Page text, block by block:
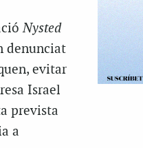
Nysted
denunciat
evitar
Israel
prevista
a